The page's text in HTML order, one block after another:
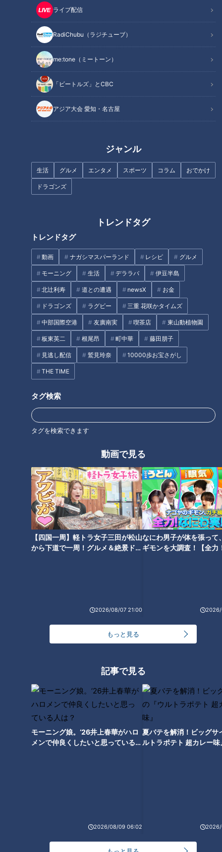
ライブ配信
RadiChubu（ラジチューブ）
me:tone（ミートーン）
「ビートルズ」とCBC
アジア大会 愛知・名古屋
ジャンル
生活 グルメ エンタメ スポーツ コラム おでかけ
ドラゴンズ
トレンドタグ
トレンドタグ
動画 ナガシマスパーランド レシピ グルメ
モーニング 生活 デララバ 伊豆半島
北辻利寿 道との遭遇 newsX お金
ドラゴンズ ラグビー 三重 花咲かタイムズ
中部国際空港 友廣南実 喫茶店 東山動植物園
板東英二 根尾昂 町中華 藤田朋子
見逃し配信 鷲見玲奈 10000歩お宝さがし
THE TIME
タグ検索
タグを検索できます
動画で見る
【四国一周】軽トラ女子三田が松山
から下道で一周！グルメ＆絶景ドラ
2026/08/07 21:00
なにわ男子が体を張って
ギモンを大調査！【全力
2026/
もっと見る
記事で見る
モーニング娘。‘26井上春華がハロ
メンで仲良くしたいと思っている人
2026/08/09 06:02
夏バテを解消！ビッグサ
ルトラポテト 超カレー味
2026/
「東山換気所」の重要施設「消音装置」 トンネルから地
上への避難路も
オススメ関連コンテンツ
トンネルの避難路がある「緑橋換気所」
一日約28万台が行き交う「名古屋高速道路」。中心市街地を
囲む都心環状線を基点に放射状に伸びるこの道は、都市内交通
や観光、物流などに重宝され、重要な役割を担っています。
今回はこの道を管理する「名古屋高速道路公社」全面協力のも
と、「名古屋高速道路」の魅力を徹底的に深掘り！ 特別に、
トンネル区間にある安全設備や非常用設備といった、職員しか
入れない場所を見せてもらえるとのこと。普段は立ち入ること
のできない裏側に迫ります。
CBCテレビ『道との遭遇』
2人を案内してくれるのは、名古屋高速道路公社の三橋さんと
上村さん。まずは、中心市街地から名東区・高針（たかばり）
までの「東山線」に存在する名古屋高速で唯一のトンネル「東
山トンネル」へ。
CBCテレビ『道との遭遇』
「トンネルから非常時に上がってくる避難路の中の1つが、こ